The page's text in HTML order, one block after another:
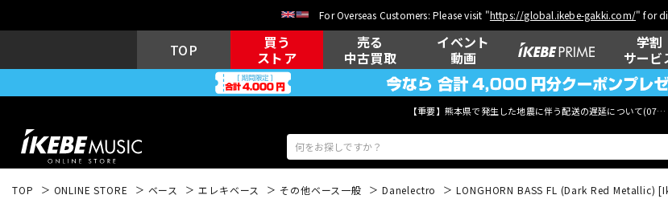
For Overseas Customers: Please visit "https://global.ikebe-gakki.com/" for
TOP
買う
ストア
売る
中古買取
イベント
動画
学割
サービ
【重要】熊本県で発生した地震に伴う配送の遅延について(07月29日
TOP ONLINE STORE ベース エレキベース その他ベース一般 Danelectro LONGHORN BASS FL (Dark Red Metallic)